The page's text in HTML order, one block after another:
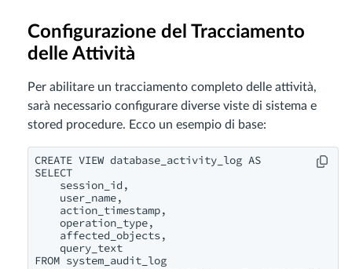
Configurazione del Tracciamento
delle Attività
Per abilitare un tracciamento completo delle attività,
sarà necessario configurare diverse viste di sistema e
stored procedure. Ecco un esempio di base:
CREATE VIEW database_activity_log AS
SELECT
    session_id,
    user_name,
    action_timestamp,
    operation_type,
    affected_objects,
    query_text
FROM system_audit_log